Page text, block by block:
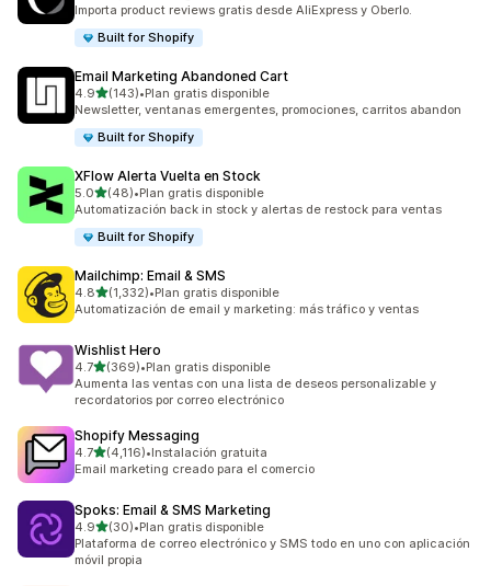
Importa product reviews gratis desde AliExpress y Oberlo.
Built for Shopify
Email Marketing Abandoned Cart
4.9de 5 estrellas
(143)
143 reseñas en total
•Plan gratis disponible
Newsletter, ventanas emergentes, promociones, carritos abandon
Built for Shopify
XFlow Alerta Vuelta en Stock
5.0de 5 estrellas
(48)
48 reseñas en total
•Plan gratis disponible
Automatización back in stock y alertas de restock para ventas
Built for Shopify
Mailchimp: Email & SMS
4.8de 5 estrellas
(1,332)
1332 reseñas en total
•Plan gratis disponible
Automatización de email y marketing: más tráfico y ventas
Wishlist Hero
4.7de 5 estrellas
(369)
369 reseñas en total
•Plan gratis disponible
Aumenta las ventas con una lista de deseos personalizable y
recordatorios por correo electrónico
Shopify Messaging
4.7de 5 estrellas
(4,116)
4116 reseñas en total
•Instalación gratuita
Email marketing creado para el comercio
Spoks: Email & SMS Marketing
4.9de 5 estrellas
(30)
30 reseñas en total
•Plan gratis disponible
Plataforma de correo electrónico y SMS todo en uno con aplicación
móvil propia